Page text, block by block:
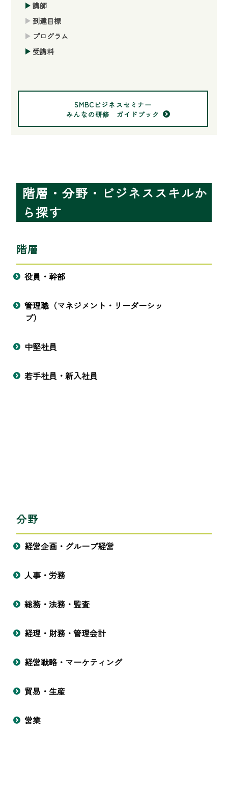
講師
到達目標
プログラム
受講料
SMBCビジネスセミナー
みんなの研修 ガイドブック
階層・分野・ビジネススキルか
ら探す
階層
役員・幹部
管理職（マネジメント・リーダーシッ
プ）
中堅社員
若手社員・新入社員
分野
経営企画・グループ経営
人事・労務
総務・法務・監査
経理・財務・管理会計
経営戦略・マーケティング
貿易・生産
営業